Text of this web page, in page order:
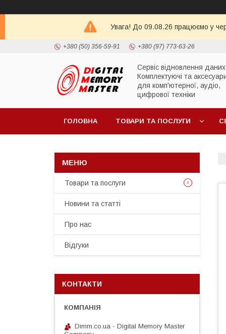
Увага! До 09.08.26 працюємо у
+380 (50) 356-59-91 +380 (97) 773-63-26
Сервіс відновлення
Комплектуючі та
для комп'ютерної, аудіо,
цифрової техніки
ГОЛОВНА ТОВАРИ ТА ПОСЛУГИ
Товари та послуги
Новини та статті
Про нас
Відгуки
КОНТАКТИ
Dimm.co.ua - Digital Memory Master